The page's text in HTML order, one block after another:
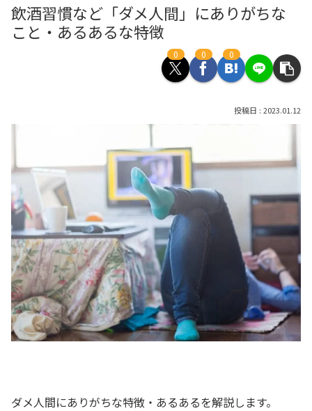
飲酒習慣など「ダメ人間」にありがちな
こと・あるあるな特徴
0 0 0
2023.01.12
ダメ人間にありがちな特徴・あるあるを解説します。